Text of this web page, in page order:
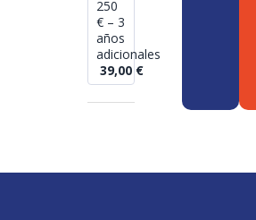
250
€ – 3
años
adicionales
39,00 €